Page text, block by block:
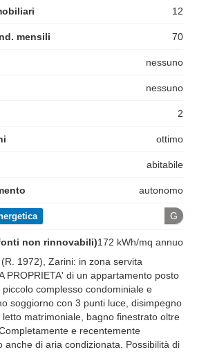
12
mensili 70
nessuno
nessuno
2
ottimo
abitabile
autonomo
G
non rinnovabili)172 kWh/mq annuo
1972), Zarini: in zona servita
PROPRIETA' di un appartamento posto
complesso condominiale e
soggiorno con 3 punti luce, disimpegno
matrimoniale, bagno finestrato oltre
e recentemente
anche di aria condizionata. Possibilità di